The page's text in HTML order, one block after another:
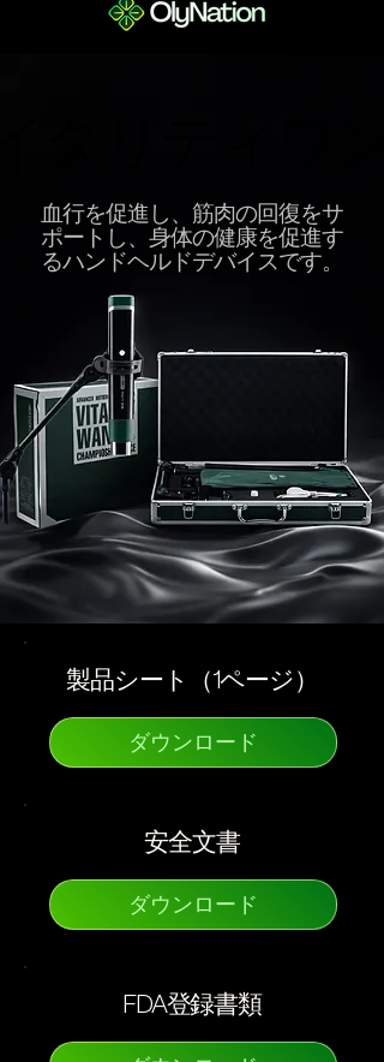
血行を促進し、筋肉の回復をサ
ポートし、身体の健康を促進す
るハンドヘルドデバイスです。
製品シート（1ページ）
ダウンロード
安全文書
ダウンロード
FDA登録書類